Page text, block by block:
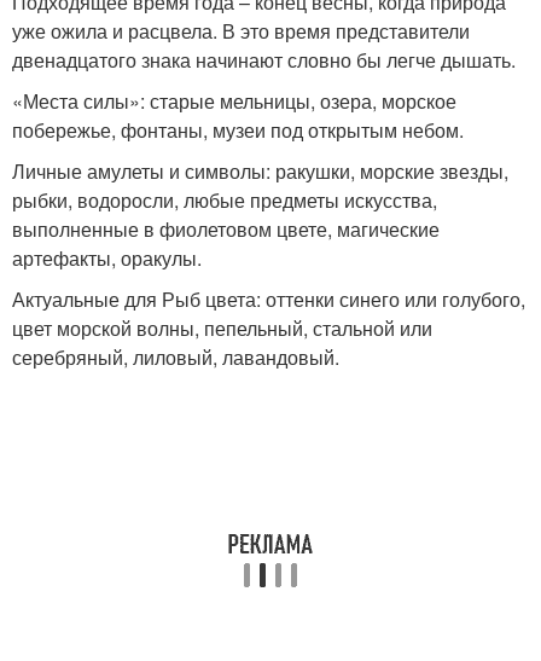
уже ожила и расцвела. В это время представители
двенадцатого знака начинают словно бы легче дышать.
«Места силы»: старые мельницы, озера, морское
побережье, фонтаны, музеи под открытым небом.
Личные амулеты и символы: ракушки, морские звезды,
рыбки, водоросли, любые предметы искусства,
выполненные в фиолетовом цвете, магические
артефакты, оракулы.
Актуальные для Рыб цвета: оттенки синего или голубого,
цвет морской волны, пепельный, стальной или
серебряный, лиловый, лавандовый.